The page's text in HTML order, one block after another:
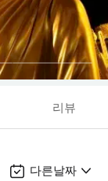
리뷰
다른날짜